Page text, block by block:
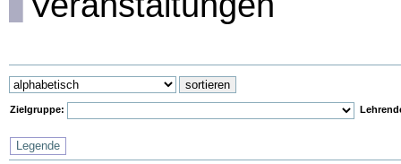
Zielgruppe:
Legende